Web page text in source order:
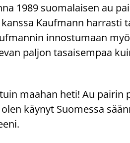
1989 suo­ma­lai­sen au
Kauf­mann har­ras­ti
in­nos­tu­maan
pal­jon ta­sai­sem­paa
maa­han heti! Au pai­rin
käy­nyt Suo­mes­sa